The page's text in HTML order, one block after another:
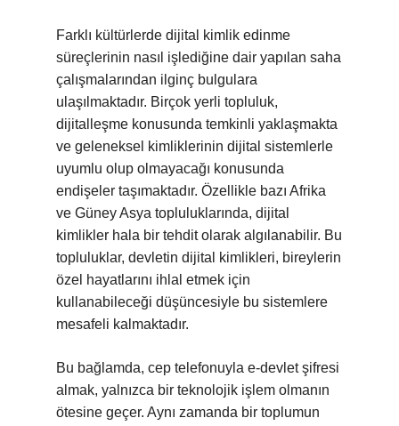
Farklı kültürlerde dijital kimlik edinme
süreçlerinin nasıl işlediğine dair yapılan saha
çalışmalarından ilginç bulgulara
ulaşılmaktadır. Birçok yerli topluluk,
dijitalleşme konusunda temkinli yaklaşmakta
ve geleneksel kimliklerinin dijital sistemlerle
uyumlu olup olmayacağı konusunda
endişeler taşımaktadır. Özellikle bazı Afrika
ve Güney Asya topluluklarında, dijital
kimlikler hala bir tehdit olarak algılanabilir. Bu
topluluklar, devletin dijital kimlikleri, bireylerin
özel hayatlarını ihlal etmek için
kullanabileceği düşüncesiyle bu sistemlere
mesafeli kalmaktadır.
Bu bağlamda, cep telefonuyla e-devlet şifresi
almak, yalnızca bir teknolojik işlem olmanın
ötesine geçer. Aynı zamanda bir toplumun